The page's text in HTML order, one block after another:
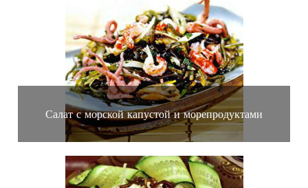
Салат с морской капустой и морепродуктами